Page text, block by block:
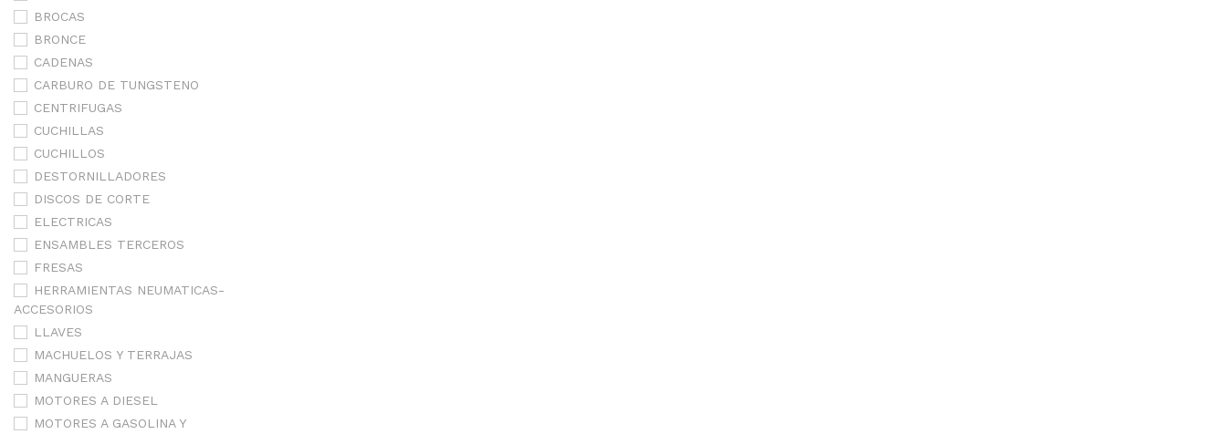
BROCAS
BRONCE
CADENAS
CARBURO DE TUNGSTENO
CENTRIFUGAS
CUCHILLAS
CUCHILLOS
DESTORNILLADORES
DISCOS DE CORTE
ELECTRICAS
ENSAMBLES TERCEROS
FRESAS
HERRAMIENTAS NEUMATICAS-
ACCESORIOS
LLAVES
MACHUELOS Y TERRAJAS
MANGUERAS
MOTORES A DIESEL
MOTORES A GASOLINA Y